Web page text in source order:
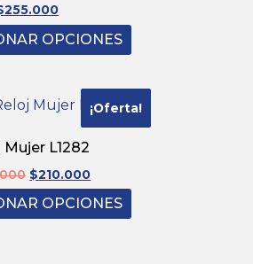
255.000
OPCIONES
¡Oferta!
Mujer L1282
$210.000
OPCIONES